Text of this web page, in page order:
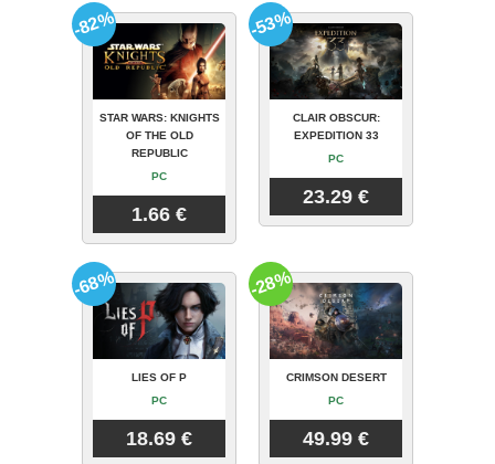
STAR WARS: KNIGHTS
OF THE OLD
REPUBLIC
PC
1.66 €
-82%
CLAIR OBSCUR:
EXPEDITION 33
PC
23.29 €
-53%
LIES OF P
PC
18.69 €
-68%
CRIMSON DESERT
PC
49.99 €
-28%